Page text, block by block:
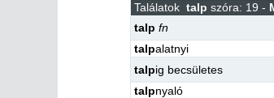
Találatok talp szóra: 19 -
talp fn
talpalatnyi
talpig becsületes
talpnyaló